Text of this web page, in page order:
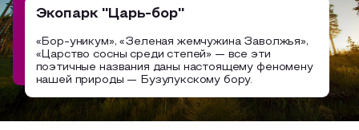
О регионе
Бузулук и Бузулукский район
Соль-Илецкий район
Саракташский район
МОЙ МАРШРУТ
Маршруты от туроператоров
Промышленный туризм
Пешеходный туризм
ГДЕ ПОЕСТЬ
ГДЕ ОСТАНОВИТЬСЯ
Экопарк ''Царь-бор''
«Бор-уникум», «Зеленая жемчужина Заволжья»,
«Царство сосны среди степей» — все эти
поэтичные названия даны настоящему феномену
нашей природы — Бузулукскому бору.